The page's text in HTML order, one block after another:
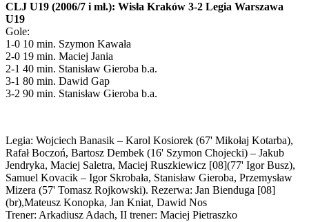
CLJ U19 (2006/7 i mł.): Wisła Kraków 3-2 Legia Warszawa
U19
Gole:
1-0 10 min. Szymon Kawała
2-0 19 min. Maciej Jania
2-1 40 min. Stanisław Gieroba b.a.
3-1 80 min. Dawid Gap
3-2 90 min. Stanisław Gieroba b.a.
Legia: Wojciech Banasik – Karol Kosiorek (67' Mikołaj Kotarba),
Rafał Boczoń, Bartosz Dembek (16' Szymon Chojecki) – Jakub
Jendryka, Maciej Saletra, Maciej Ruszkiewicz [08](77' Igor Busz),
Samuel Kovacik – Igor Skrobała, Stanisław Gieroba, Przemysław
Mizera (57' Tomasz Rojkowski). Rezerwa: Jan Bienduga [08]
(br),Mateusz Konopka, Jan Kniat, Dawid Nos
Trener: Arkadiusz Adach, II trener: Maciej Pietraszko